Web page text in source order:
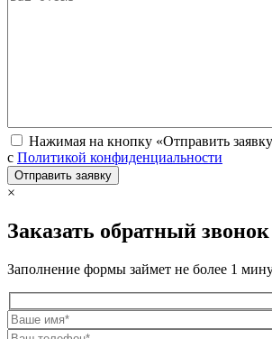
Нажимая на кнопку «Отправить
с Политикой конфиденциальности
×
Заказать обратный звонок
Заполнение формы займет не более 1